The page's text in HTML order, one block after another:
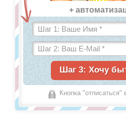
+
Кнопка "отписаться"